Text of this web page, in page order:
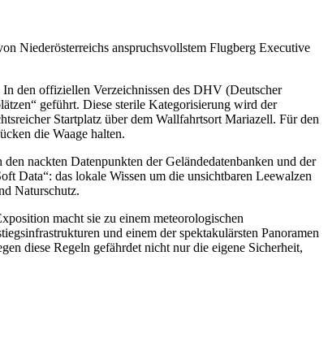
Niederösterreichs anspruchsvollstem Flugberg Executive
den offiziellen Verzeichnissen des DHV (Deutscher
geführt. Diese sterile Kategorisierung wird der
Startplatz über dem Wallfahrtsort Mariazell. Für den
die Waage halten.
nackten Datenpunkten der Geländedatenbanken und der
Data“: das lokale Wissen um die unsichtbaren Leewalzen
Naturschutz.
macht sie zu einem meteorologischen
und einem der spektakulärsten Panoramen
diese Regeln gefährdet nicht nur die eigene Sicherheit,